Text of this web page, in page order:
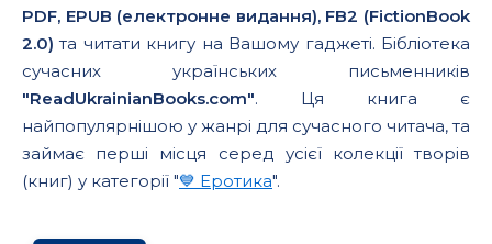
PDF, EPUB (електронне видання), FB2 (FictionBook
2.0) та читати книгу на Вашому гаджеті. Бібліотека
сучасних українських письменників
"ReadUkrainianBooks.com". Ця книга є
найпопулярнішою у жанрі для сучасного читача, та
займає перші місця серед усієї колекції творів
(книг) у категорії "💙 Еротика".